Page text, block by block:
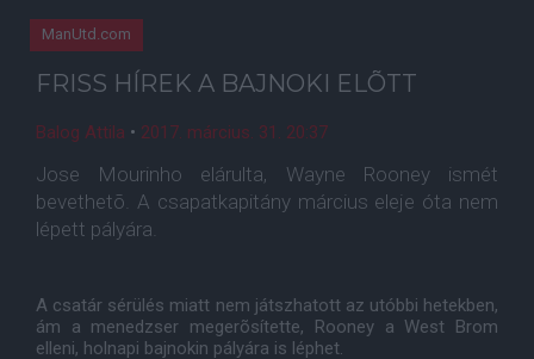
ManUtd.com
FRISS HÍREK A BAJNOKI ELÕTT
Balog Attila • 2017. március. 31. 20:37
Jose Mourinho elárulta, Wayne Rooney ismét
bevethetõ. A csapatkapitány március eleje óta nem
lépett pályára.
A csatár sérülés miatt nem játszhatott az utóbbi hetekben,
ám a menedzser megerõsítette, Rooney a West Brom
elleni, holnapi bajnokin pályára is léphet.